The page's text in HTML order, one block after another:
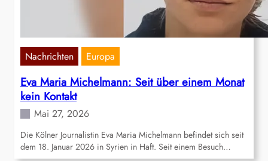
Nachrichten Europa
Eva Maria Michelmann: Seit über einem Monat
kein Kontakt
Mai 27, 2026
Die Kölner Journalistin Eva Maria Michelmann befindet sich seit
dem 18. Januar 2026 in Syrien in Haft. Seit einem Besuch…